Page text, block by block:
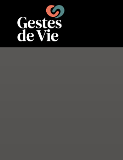
PRÉSENTATION